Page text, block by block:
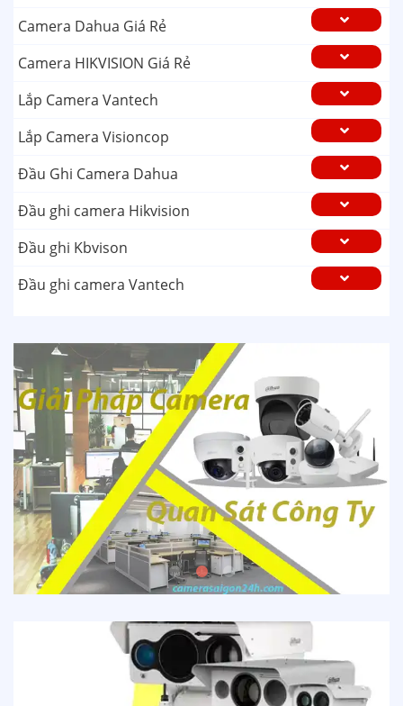
Camera Dahua Giá Rẻ
Camera HIKVISION Giá Rẻ
Lắp Camera Vantech
Lắp Camera Visioncop
Đầu Ghi Camera Dahua
Đầu ghi camera Hikvision
Đầu ghi Kbvison
Đầu ghi camera Vantech